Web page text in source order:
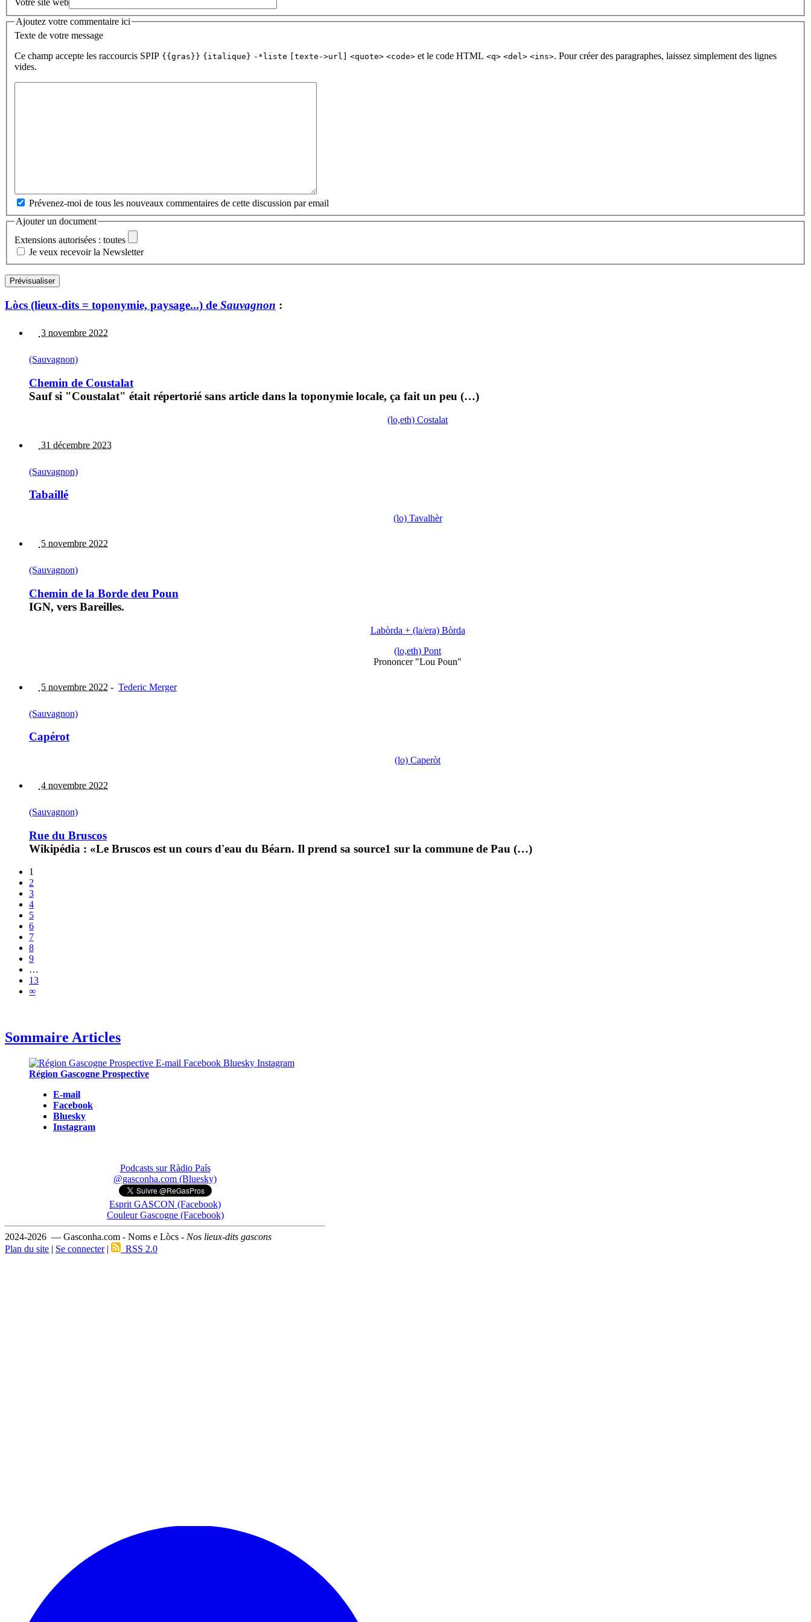
Ajoutez votre commentaire ici
Texte de votre message
Ce champ accepte les raccourcis SPIP {{gras}} {italique} -*liste [texte->url] <quote> <code> et le code HTML <q> <del> <ins>. Pour créer des paragraphes, laissez simplement des lignes
vides.
Prévenez-moi de tous les nouveaux commentaires de cette discussion par email
Ajouter un document
Extensions autorisées : toutes
Je veux recevoir la Newsletter
Lòcs (lieux-dits = toponymie, paysage...) de Sauvagnon :
3 novembre 2022
(Sauvagnon)
Chemin de Coustalat
Sauf si "Coustalat" était répertorié sans article dans la toponymie locale, ça fait un peu (…)
(lo,eth) Costalat
31 décembre 2023
(Sauvagnon)
Tabaillé
(lo) Tavalhèr
5 novembre 2022
(Sauvagnon)
Chemin de la Borde deu Poun
IGN, vers Bareilles.
Labòrda + (la/era) Bòrda
(lo,eth) Pont
Prononcer "Lou Poun"
5 novembre 2022 - Tederic Merger
(Sauvagnon)
Capérot
(lo) Caperòt
4 novembre 2022
(Sauvagnon)
Rue du Bruscos
Wikipédia : «Le Bruscos est un cours d'eau du Béarn. Il prend sa source1 sur la commune de Pau (…)
1
2
3
4
5
6
7
8
9
…
13
∞
Sommaire Articles
Région Gascogne Prospective
E-mail
Facebook
Bluesky
Instagram
Podcasts sur Ràdio País
@gasconha.com (Bluesky)
Esprit GASCON (Facebook)
Couleur Gascogne (Facebook)
2024-2026 — Gasconha.com - Noms e Lòcs - Nos lieux-dits gascons
Plan du site | Se connecter| RSS 2.0